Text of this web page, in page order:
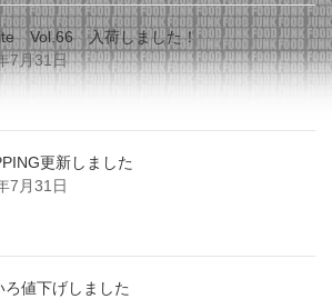
Vol.66 入荷しました！
7月31日
更新しました
7月31日
ろ値下げしました